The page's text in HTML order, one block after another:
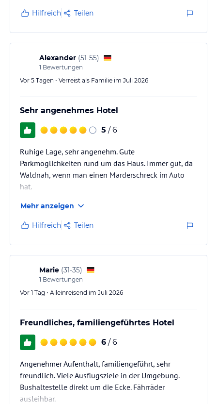
Hilfreich Teilen
Alexander (51-55)
1 Bewertungen
Vor 5 Tagen • Verreist als Familie im Juli 2026
Sehr angenehmes Hotel
5 / 6
Ruhige Lage, sehr angenehm. Gute
Parkmöglichkeiten rund um das Haus. Immer gut, da
Waldnah, wenn man einen Marderschreck im Auto
hat.
sich aus der grossen Auswahl gut verpflegen.
Mehr anzeigen
Hilfreich Teilen
Marie (31-35)
1 Bewertungen
Vor 1 Tag • Alleinreisend im Juli 2026
Freundliches, familiengeführtes Hotel
6 / 6
Angenehmer Aufenthalt, familiengeführt, sehr
freundlich. Viele Ausflugsziele in der Umgebung.
Bushaltestelle direkt um die Ecke. Fährräder
ausleihbar.